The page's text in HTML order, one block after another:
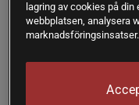
lagring av cookies på
webbplatsen, analysera
marknadsföringsinsatser.